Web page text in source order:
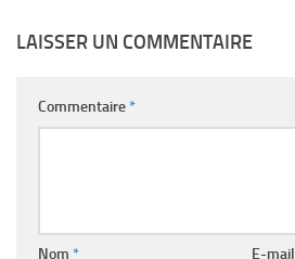
LAISSER UN COMMENTAIRE
Commentaire*
Nom * E-mail